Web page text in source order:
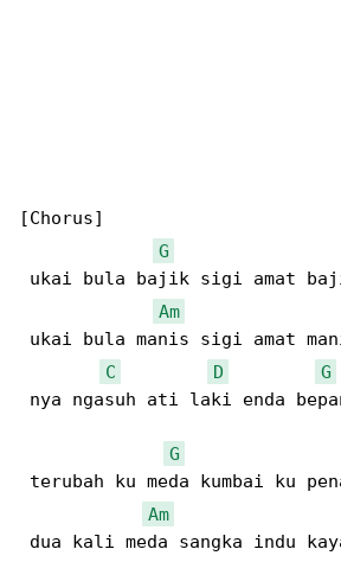
[Chorus]
G
ukai bula bajik sigi amat
Am
ukai bula manis sigi amat
C
D G
nya ngasuh ati laki enda
G
terubah ku meda kumbai ku
Am
dua kali meda sangka indu